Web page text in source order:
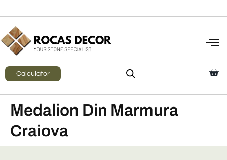
Calculator
Medalion Din Marmura
Craiova